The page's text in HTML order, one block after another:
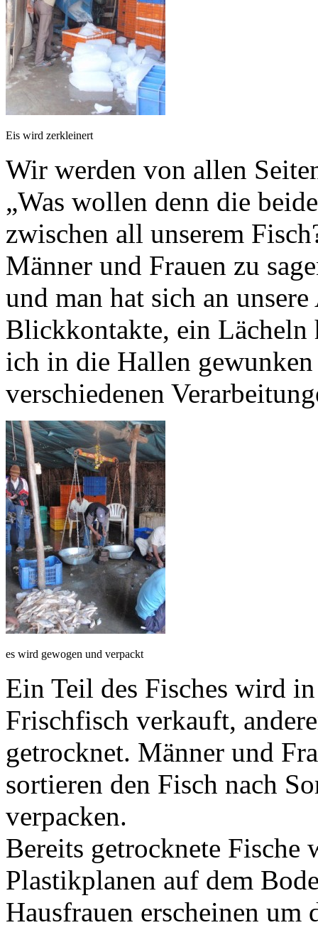
Eis wird zerkleinert
Wir werden von allen
„Was wollen denn die
zwischen all unserem
Männer und Frauen zu
und man hat sich an
Blickkontakte, ein Lächeln
ich in die Hallen
verschiedenen
es wird gewogen und verpackt
Ein Teil des Fisches wird
Frischfisch verkauft,
getrocknet. Männer und
sortieren den Fisch nach
verpacken.
Bereits getrocknete Fische
Plastikplanen auf dem
Hausfrauen erscheinen um